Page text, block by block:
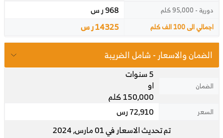
دورية - 95,000 كلم 968 ر س
اجمالي الى 100 الف كلم 14325 ر س
الضمان والاسعار - شامل الضريبة
الضمان
5 سنوات
او
150,000 كلم
السعر
72,910 رس
تم تحديث الاسعار في 01 مارس, 2024